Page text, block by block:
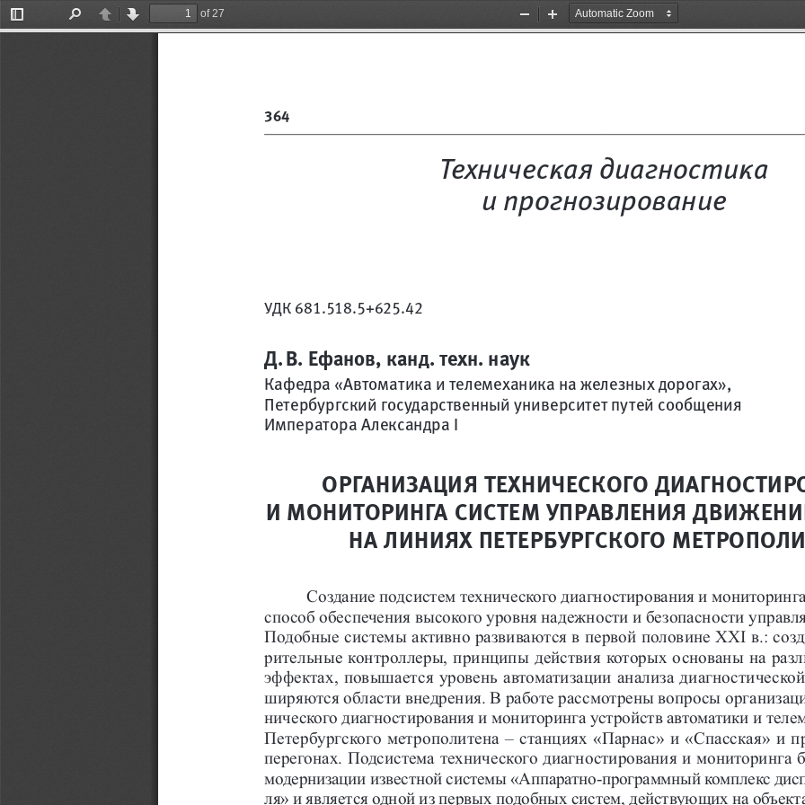
Toggle
PreviousNext
of 27
Zoom
Out
Zoom
In
364
Техническая диагностика
и прогнозирование
УДК 681.518.5+625.42
Д. В. Ефанов, канд. техн. наук
Кафедра «Автоматика и телемеханика на железных дорогах»,
Петербургский государственный университет путей сообщения
Императора Александра I
ОРГАНИЗАЦИЯ ТЕХНИЧЕСКОГО
И МОНИТОРИНГА СИСТЕМ УПРАВЛЕНИЯ
НА ЛИНИЯХ ПЕТЕРБУРГСКОГО
Создание подсистем технического диагностирования и
способ обеспечения высокого уровня надежности и безопасности
Подобные системы активно развиваются в первой половине XXI в.:
рительные контроллеры, принципы действия которых основаны на
эффектах, повышается уровень автоматизации анализа
ширяются области внедрения. В работе рассмотрены вопросы
нического диагностирования и мониторинга устройств автоматики и
Петербургского метрополитена – станциях «Парнас» и «Спасская» и
перегонах. Подсистема технического диагностирования и мониторинга
модернизации известной системы «Аппаратно-программный комплекс
ля» и является одной из первых подобных систем, действующих на